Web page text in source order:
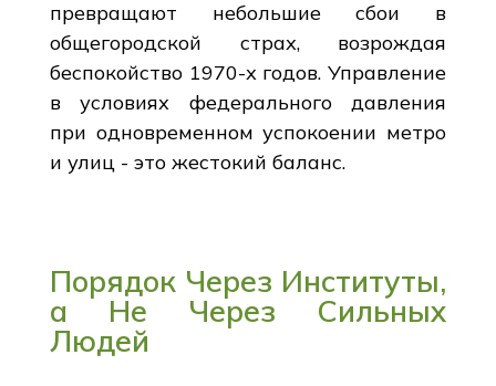
превращают небольшие сбои в
общегородской страх, возрождая
беспокойство 1970-х годов. Управление
в условиях федерального давления
при одновременном успокоении метро
и улиц - это жестокий баланс.
Порядок Через Институты,
а Не Через Сильных
Людей